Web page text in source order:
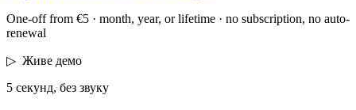
One-off from €5 · month, year, or lifetime · no subscription, no auto-
renewal
▷ Живе демо
5 секунд, без звуку